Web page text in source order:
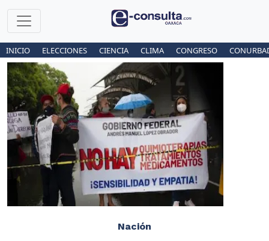
INICIO ELECCIONES CIENCIA CLIMA CONGRESO
Nación